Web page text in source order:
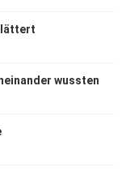
wussten